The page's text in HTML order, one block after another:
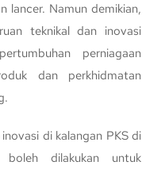
lancer. Namun demikian,
teknikal dan inovasi
perniagaan
dan perkhidmatan
di kalangan PKS di
dilakukan untuk